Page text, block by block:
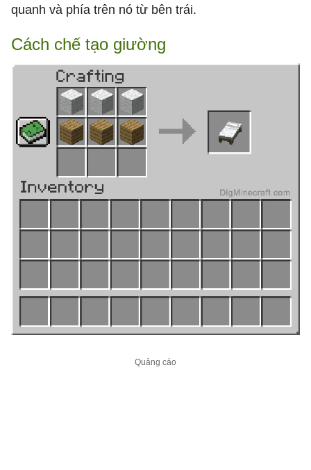
quanh và phía trên nó từ bên trái.
Cách chế tạo giường